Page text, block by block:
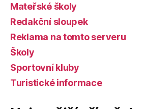
Mateřské školy
Redakční sloupek
Reklama na tomto serveru
Školy
Sportovní kluby
Turistické informace